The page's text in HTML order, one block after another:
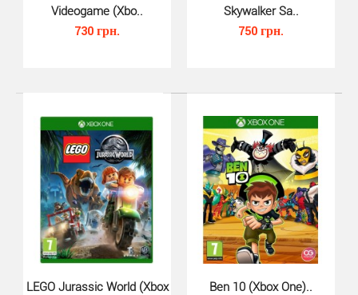
LEGO Harry Potter Collection (X..
610 грн.
Videogame (Xbo..
730 грн.
Skywalker Sa..
750 грн.
LEGO Jurassic World (Xbox
Ben 10 (Xbox One)..